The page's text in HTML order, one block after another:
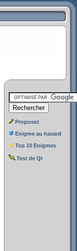
Proposez
Enigme au hasard
Top 10 Enigmes
Test de QI